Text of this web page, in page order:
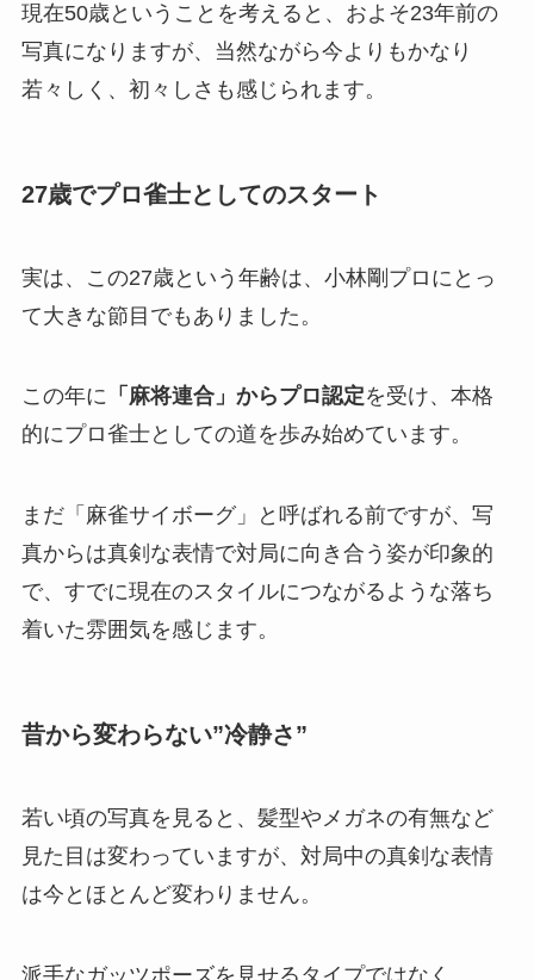
現在50歳ということを考えると、およそ23年前の
写真になりますが、当然ながら今よりもかなり
若々しく、初々しさも感じられます。
27歳でプロ雀士としてのスタート
実は、この27歳という年齢は、小林剛プロにとっ
て大きな節目でもありました。
この年に 「麻将連合」からプロ認定を受け、本格
的にプロ雀士としての道を歩み始めています。
まだ「麻雀サイボーグ」と呼ばれる前ですが、写
真からは真剣な表情で対局に向き合う姿が印象的
で、すでに現在のスタイルにつながるような落ち
着いた雰囲気を感じます。
昔から変わらない”冷静さ”
若い頃の写真を見ると、髪型やメガネの有無など
見た目は変わっていますが、対局中の真剣な表情
は今とほとんど変わりません。
派手なガッツポーズを見せるタイプではなく、